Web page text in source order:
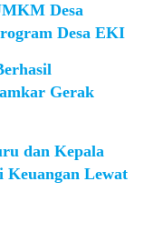
Desa
Desa EKI
Gerak
dan Kepala
Keuangan Lewat